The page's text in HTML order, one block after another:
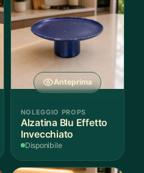
Anteprima
NOLEGGIO PROPS
Alzatina Blu Effetto
Invecchiato
Disponibile